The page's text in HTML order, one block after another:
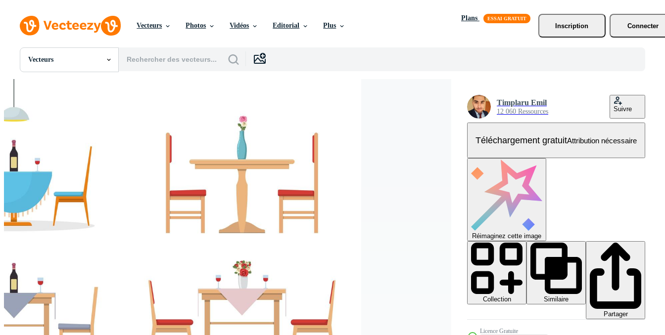
Vecteurs Photos Vidéos Editorial Plus
Plans
Inscription
Connecter
Vecteurs
Toutes Images
Motion graphics
Images Éditoriales
Événements Éditoriaux
Timplaru Emil
12 060 Ressources Suivre
Téléchargement gratuitAttribution nécessaire
Réimaginez cette image
Collection
Similaire
Partager
Licence Gratuite